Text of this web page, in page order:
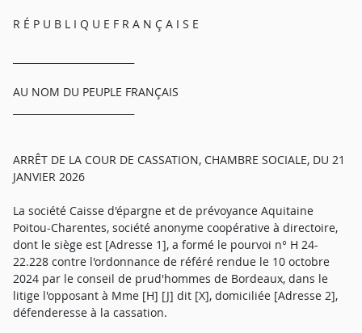
R É P U B L I Q U E F R A N Ç A I S E
AU NOM DU PEUPLE FRANÇAIS
ARRÊT DE LA COUR DE CASSATION, CHAMBRE SOCIALE, DU 21
JANVIER 2026
La société Caisse d'épargne et de prévoyance Aquitaine
Poitou-Charentes, société anonyme coopérative à directoire,
dont le siège est [Adresse 1], a formé le pourvoi n° H 24-
22.228 contre l'ordonnance de référé rendue le 10 octobre
2024 par le conseil de prud'hommes de Bordeaux, dans le
litige l'opposant à Mme [H] [J] dit [X], domiciliée [Adresse 2],
défenderesse à la cassation.